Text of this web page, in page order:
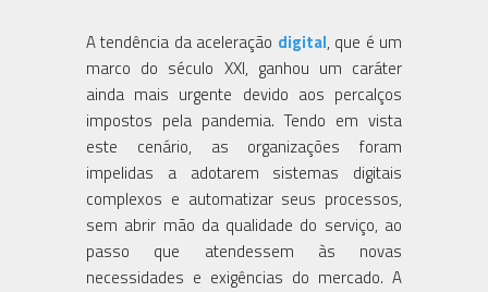
A tendência da aceleração digital, que é um
marco do século XXI, ganhou um caráter
ainda mais urgente devido aos percalços
impostos pela pandemia. Tendo em vista
este cenário, as organizações foram
impelidas a adotarem sistemas digitais
complexos e automatizar seus processos,
sem abrir mão da qualidade do serviço, ao
passo que atendessem às novas
necessidades e exigências do mercado. A